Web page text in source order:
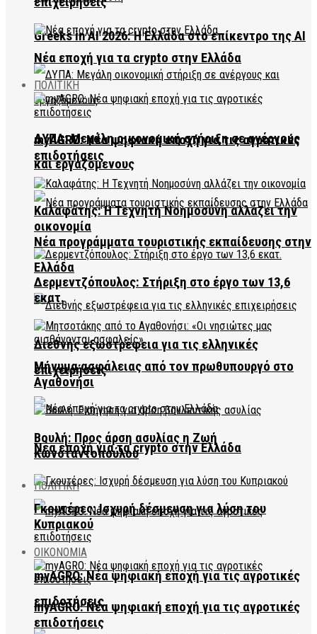
Greeks in AI 2026: Η Ελλάδα στο επίκεντρο της AI
ΔΥΠΑ: Μεγάλη οικονομική στήριξη σε ανέργους
και εργαζόμενους
Νέα προγράμματα τουριστικής εκπαίδευσης στην
Ελλάδα
Διεθνής εξωστρέφεια για τις ελληνικές
επιχειρήσεις
Νέα εποχή για τα crypto στην Ελλάδα
ΠΟΛΙΤΙΚΗ
myAGRO: Νέα ψηφιακή εποχή για τις αγροτικές
επιδοτήσεις
Νέα εποχή για τα crypto στην Ελλάδα
ΠΟΛΙΤΙΚΗ
myAGRO: Νέα ψηφιακή εποχή για τις αγροτικές
επιδοτήσεις
Καλαφάτης: Η Τεχνητή Νοημοσύνη αλλάζει την
οικονομία
Δερμεντζόπουλος: Στήριξη στο έργο των 13,6
εκατ.
Μήνυμα ασφάλειας από τον πρωθυπουργό στο
Αγαθονήσι
Βουλή: Προς άρση ασυλίας η Ζωή
Κωνσταντοπούλου
Γκουτέρες: Ισχυρή δέσμευση για λύση του
Κυπριακού
ΟΙΚΟΝΟΜΙΑ
myAGRO: Νέα ψηφιακή εποχή για τις αγροτικές
επιδοτήσεις